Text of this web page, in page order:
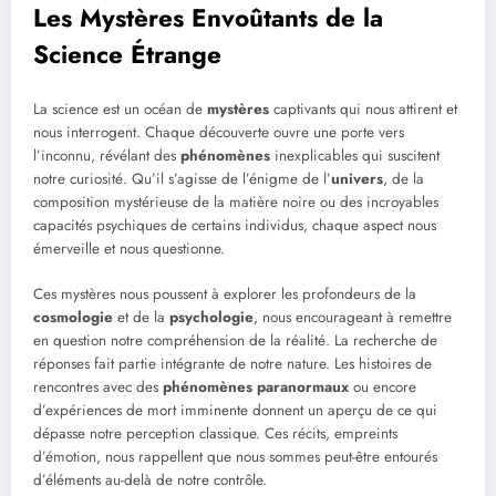
Les Mystères Envoûtants de la
Science Étrange
La science est un océan de mystères captivants qui nous attirent et
nous interrogent. Chaque découverte ouvre une porte vers
l’inconnu, révélant des phénomènes inexplicables qui suscitent
notre curiosité. Qu’il s’agisse de l’énigme de l’univers, de la
composition mystérieuse de la matière noire ou des incroyables
capacités psychiques de certains individus, chaque aspect nous
émerveille et nous questionne.
Ces mystères nous poussent à explorer les profondeurs de la
cosmologie et de la psychologie, nous encourageant à remettre
en question notre compréhension de la réalité. La recherche de
réponses fait partie intégrante de notre nature. Les histoires de
rencontres avec des phénomènes paranormaux ou encore
d’expériences de mort imminente donnent un aperçu de ce qui
dépasse notre perception classique. Ces récits, empreints
d’émotion, nous rappellent que nous sommes peut-être entourés
d’éléments au-delà de notre contrôle.